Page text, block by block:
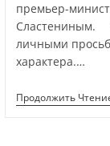
премьер-
Сластениным.
личными
характера.…
Продолжить